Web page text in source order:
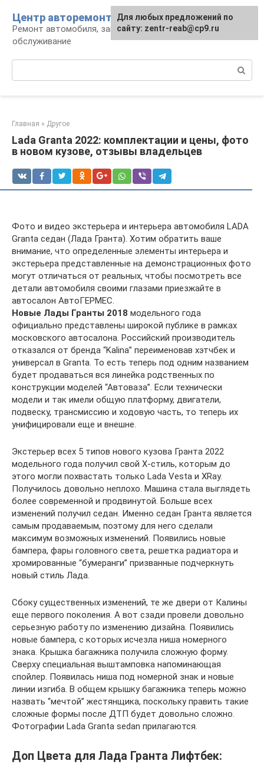
контенту
Центр авторемонта
Ремонт автомобиля, запчасти и
обслуживание
Главная » Другое
Lada Granta 2022: комплектации и цены, фото
в новом кузове, отзывы владельцев
Фото и видео экстерьера и интерьера автомобиля LADA
Granta седан (Лада Гранта). Хотим обратить ваше
внимание, что определенные элементы интерьера и
экстерьера представленные на демонстрационных фото
могут отличаться от реальных, чтобы посмотреть все
детали автомобиля своими глазами приезжайте в
автосалон АвтоГЕРМЕС.
Новые Лады Гранты 2018 модельного года
официально представлены широкой публике в рамках
московского автосалона. Российский производитель
отказался от бренда “Kalina” переименовав хэтчбек и
универсал в Granta. То есть теперь под одним названием
будет продаваться вся линейка родственных по
конструкции моделей “Автоваза”. Если технически
модели и так имели общую платформу, двигатели,
подвеску, трансмиссию и ходовую часть, то теперь их
унифицировали еще и внешне.
Экстерьер всех 5 типов нового кузова Гранта 2022
модельного года получил свой Х-стиль, которым до
этого могли похвастать только Lada Vesta и XRay.
Получилось довольно неплохо. Машина стала выглядеть
более современной и продвинутой. Больше всех
изменений получил седан. Именно седан Гранта является
самым продаваемым, поэтому для него сделали
максимум возможных изменений. Появились новые
бампера, фары головного света, решетка радиатора и
хромированные “бумеранги” призванные подчеркнуть
новый стиль Лада.
Сбоку существенных изменений, те же двери от Калины
еще первого поколения. А вот сзади провели довольно
серьезную работу по изменению дизайна. Появились
новые бампера, с которых исчезла ниша номерного
знака. Крышка багажника получила сложную форму.
Сверху специальная выштамповка напоминающая
спойлер. Появилась ниша под номерной знак и новые
линии изгиба. В общем крышку багажника теперь можно
назвать “мечтой” жестянщика, поскольку править такие
сложные формы после ДТП будет довольно сложно.
Фотографии Lada Granta sedan прилагаются.
Доп Цвета для Лада Гранта Лифтбек:
Для любых предложений по
сайту: zentr-reab@cp9.ru